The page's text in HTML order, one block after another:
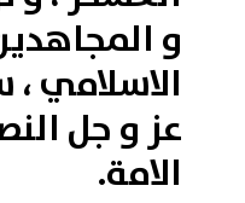
و
الاسلامي
عز و جل
الامة.